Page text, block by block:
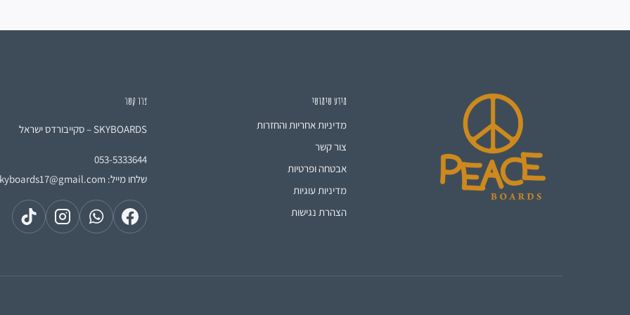
מידע שימושי
מדיניות אחריות והחזרות
צור קשר
אבטחה ופרטיות
מדיניות עוגיות
הצהרת נגישות
צרו קשר
SKYBOARDS – סקייבורדס ישראל
053-5333644
שלחו מייל: